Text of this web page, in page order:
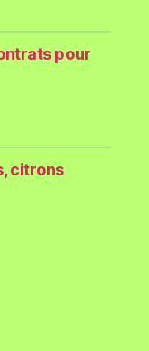
pour
citrons